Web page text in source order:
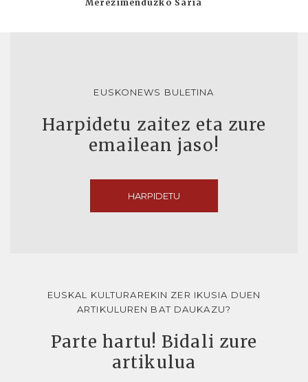
Merezimenduzko Saria
EUSKONEWS BULETINA
Harpidetu zaitez eta zure
emailean jaso!
HARPIDETU
EUSKAL KULTURAREKIN ZER IKUSIA DUEN
ARTIKULUREN BAT DAUKAZU?
Parte hartu! Bidali zure
artikulua